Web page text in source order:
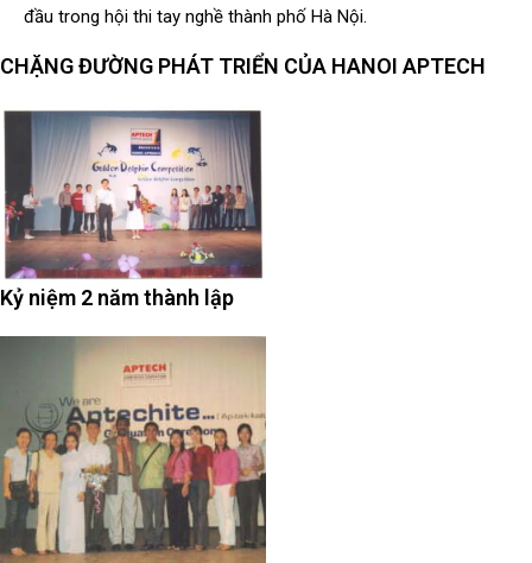
đầu trong hội thi tay nghề thành phố Hà Nội.
CHẶNG ĐƯỜNG PHÁT TRIỂN CỦA HANOI APTECH
Kỷ niệm 2 năm thành lập